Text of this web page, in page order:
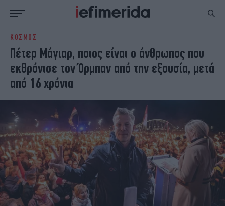
ΕΙΔΗΣΕΙΣ
NON PAPER
ΕΛΛΑΔΑ
ΟΙΚΟΝΟΜΙΑ
ΚΟΣΜΟΣ
ΠΟΛΙΤΙΣΜΟΣ
ΖΩΗ
ΣΠΟΡ
ΓΥΝΑΙΚΑ
ENGLISH EDITION
ΠΟΛΗ
STORIES
ΕΚΛΟΓΕΣ
TRAVEL
ΤΕΧΝΟΛΟΓΙΑ
ΥΓΕΙΑ
DESIGN
ΟΛΥΜΠΙΑΚΟΙ ΑΓΩΝΕΣ
EURO
GREEN
PODCAST
iAUTOKINITO
ΚΟΣΜΟΣ
Πέτερ Μάγιαρ, ποιος είναι ο άνθρωπος που
εκθρόνισε τον Όρμπαν από την εξουσία, μετά
από 16 χρόνια